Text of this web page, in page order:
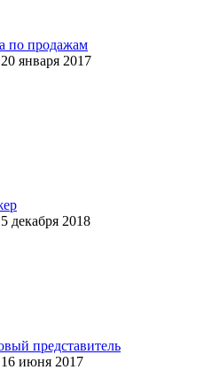
по продажам
20 января 2017
декабря 2018
представитель
16 июня 2017